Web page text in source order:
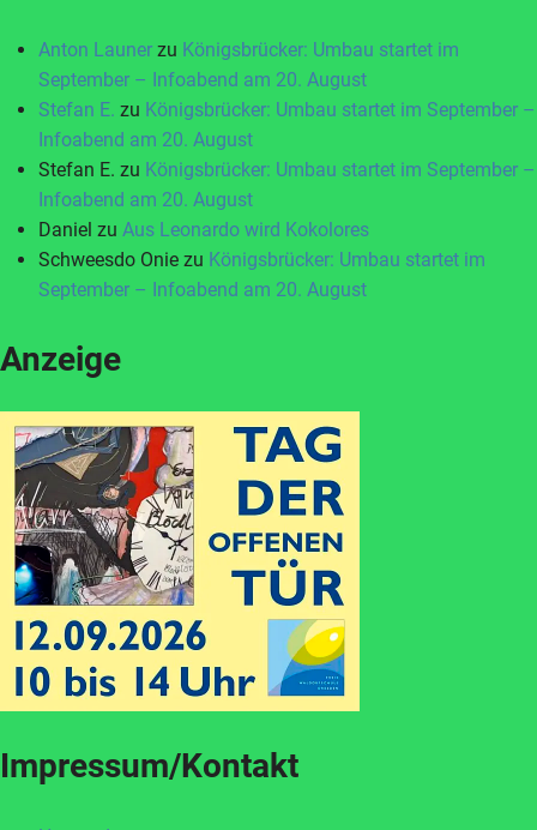
Anton Launer zu Königsbrücker: Umbau startet im
September – Infoabend am 20. August
Stefan E. zu Königsbrücker: Umbau startet im September –
Infoabend am 20. August
Stefan E. zu Königsbrücker: Umbau startet im September –
Infoabend am 20. August
Daniel zu Aus Leonardo wird Kokolores
Schweesdo Onie zu Königsbrücker: Umbau startet im
September – Infoabend am 20. August
Anzeige
Impressum/Kontakt